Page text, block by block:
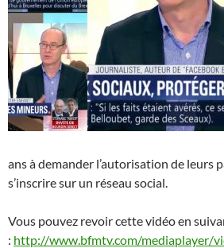
ans à demander l’autorisation de leurs
s’inscrire sur un réseau social.
Vous pouvez revoir cette vidéo en
: http://www.bfmtv.com/mediaplayer/